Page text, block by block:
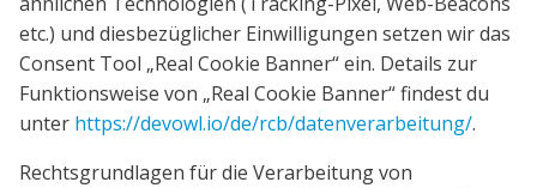
etc.) und diesbezüglicher Einwilligungen setzen wir das
Consent Tool „Real Cookie Banner“ ein. Details zur
Funktionsweise von „Real Cookie Banner“ findest du
unter https://devowl.io/de/rcb/datenverarbeitung/.
Rechtsgrundlagen für die Verarbeitung von